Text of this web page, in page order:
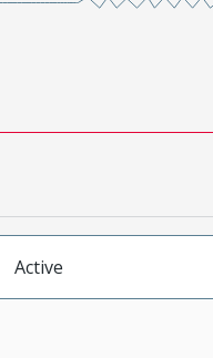
Active